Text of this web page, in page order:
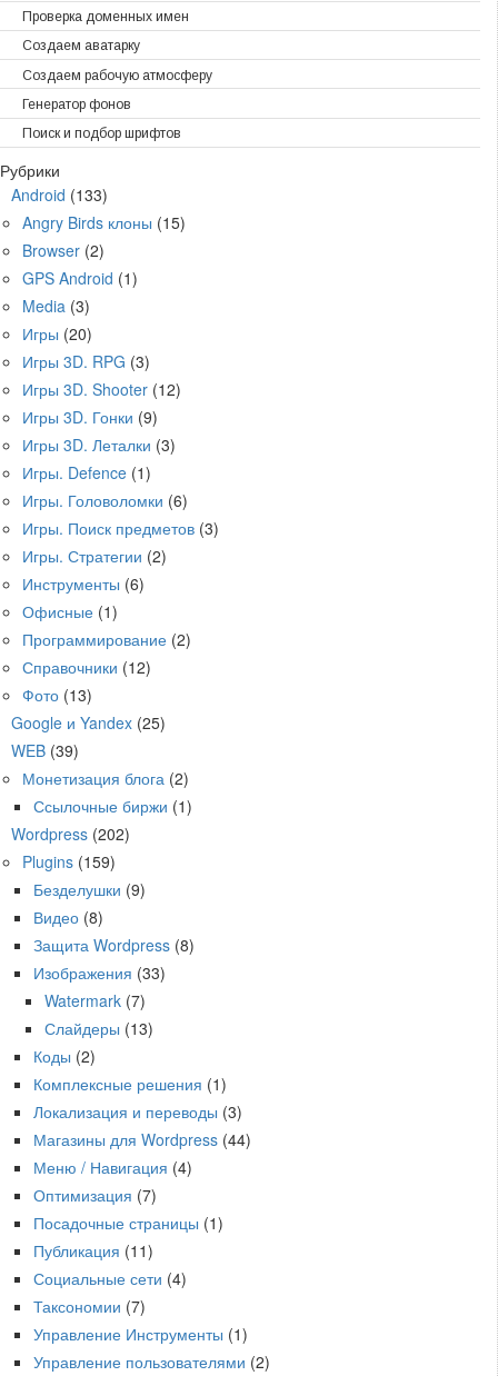
Проверка доменных имен
Создаем аватарку
Создаем рабочую атмосферу
Генератор фонов
Поиск и подбор шрифтов
Рубрики
Android (133)
Angry Birds клоны (15)
Browser (2)
GPS Android (1)
Media (3)
Игры (20)
Игры 3D. RPG (3)
Игры 3D. Shooter (12)
Игры 3D. Гонки (9)
Игры 3D. Леталки (3)
Игры. Defence (1)
Игры. Головоломки (6)
Игры. Поиск предметов (3)
Игры. Стратегии (2)
Инструменты (6)
Офисные (1)
Программирование (2)
Справочники (12)
Фото (13)
Google и Yandex (25)
WEB (39)
Монетизация блога (2)
Ссылочные биржи (1)
Wordpress (202)
Plugins (159)
Безделушки (9)
Видео (8)
Защита Wordpress (8)
Изображения (33)
Watermark (7)
Слайдеры (13)
Коды (2)
Комплексные решения (1)
Локализация и переводы (3)
Магазины для Wordpress (44)
Меню / Навигация (4)
Оптимизация (7)
Посадочные страницы (1)
Публикация (11)
Социальные сети (4)
Таксономии (7)
Управление Инструменты (1)
Управление пользователями (2)